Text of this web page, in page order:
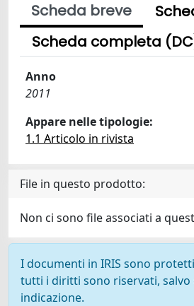
Scheda breve
Scheda completa
Anno
2011
Appare nelle tipologie:
1.1 Articolo in rivista
File in questo prodotto:
Non ci sono file associati a
I documenti in IRIS sono
tutti i diritti sono riservati, salvo
indicazione.